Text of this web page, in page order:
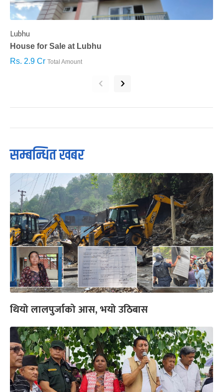
Lubhu
House for Sale at Lubhu
Rs. 2.9 Cr Total Amount
‹ ›
सम्बन्धित खबर
थियो लालपुर्जाको आस, भयो उठिबास